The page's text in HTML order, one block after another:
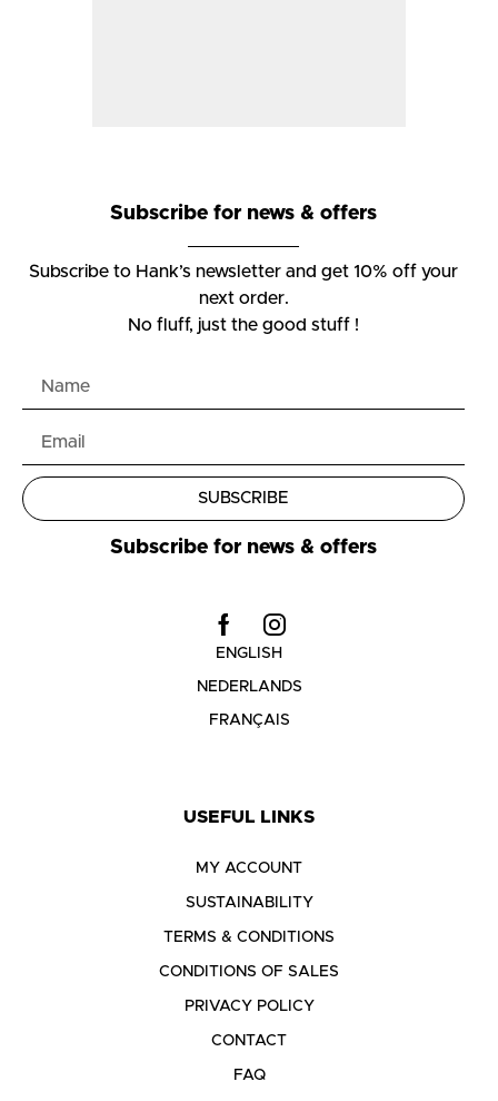
Subscribe for news & offers
Subscribe to Hank’s newsletter and get 10% off your
next order.
No fluff, just the good stuff !
SUBSCRIBE
Subscribe for news & offers
ENGLISH
NEDERLANDS
FRANÇAIS
USEFUL LINKS
MY ACCOUNT
SUSTAINABILITY
TERMS & CONDITIONS
CONDITIONS OF SALES
PRIVACY POLICY
CONTACT
FAQ